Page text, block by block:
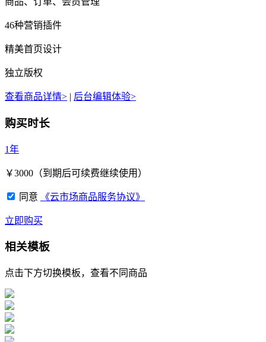
46种营销插件
精美首页设计
独立版权
查看商品详情> | 后台编辑体验>
购买时长
1年
￥3000 （到期后可续费继续使用）
同意 《云市场商品服务协议》
立即购买
相关模板
点击下方切换模板，查看不同商品